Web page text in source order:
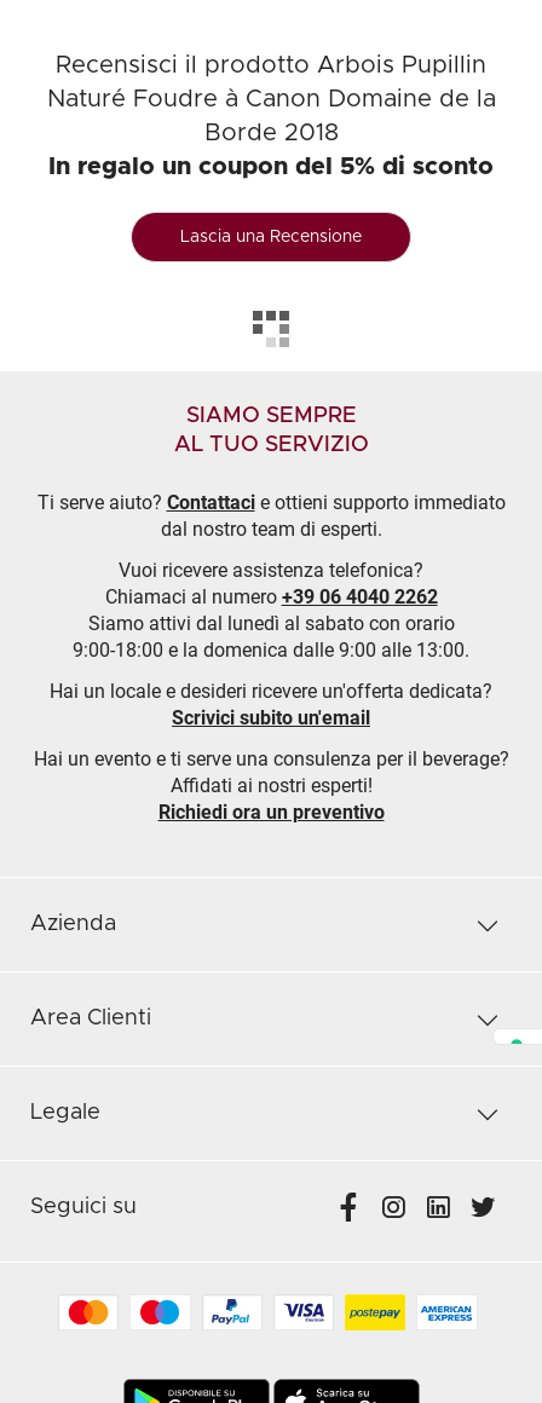
Recensisci il prodotto Arbois Pupillin
Naturé Foudre à Canon Domaine de la
Borde 2018
In regalo un coupon del 5% di sconto
Lascia una Recensione
SIAMO SEMPRE
AL TUO SERVIZIO
Ti serve aiuto? Contattacie ottieni supporto immediato
dal nostro team di esperti.
Vuoi ricevere assistenza telefonica?
Chiamaci al numero +39 06 4040 2262
Siamo attivi dal lunedì al sabato con orario
9:00-18:00 e la domenica dalle 9:00 alle 13:00.
Hai un locale e desideri ricevere un'offerta dedicata?
Scrivici subito un'email
Hai un evento e ti serve una consulenza per il beverage?
Affidati ai nostri esperti!
Richiedi ora un preventivo
Azienda
Area Clienti
Legale
Seguici su